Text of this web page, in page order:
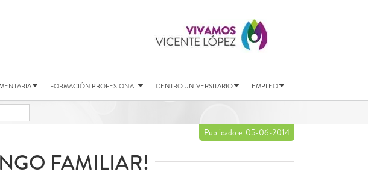
FORMACIÓN PROFESIONAL CENTRO UNIVERSITARIO EMPLEO
Publicado el 05-06-2014
FAMILIAR!